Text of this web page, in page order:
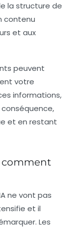
la structure de
contenu
et aux
peuvent
votre
informations,
et en restant
comment
ne vont pas
et il
Les